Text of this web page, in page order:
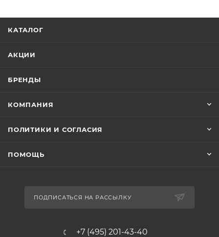
КАТАЛОГ
АКЦИИ
БРЕНДЫ
КОМПАНИЯ
ПОЛИТИКИ И СОГЛАСИЯ
ПОМОЩЬ
ПОДПИСАТЬСЯ НА РАССЫЛКУ
+7 (495) 201-43-40